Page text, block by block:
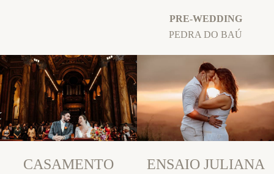
PRE-WEDDING
PEDRA DO BAÚ
CASAMENTO
ENSAIO JULIANA